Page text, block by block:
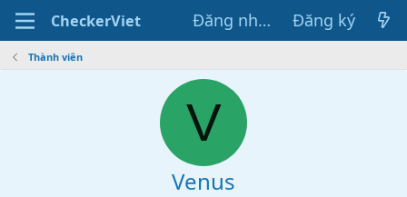
CheckerViet Đăng nhập Đăng ký
Thành viên
V
Venus